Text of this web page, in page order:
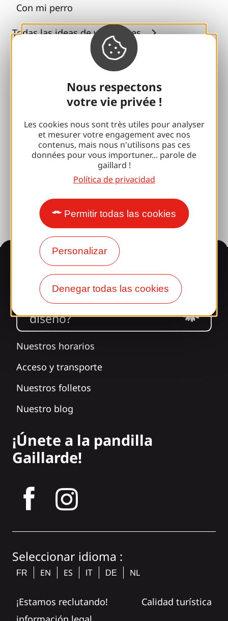
Nous respectons
votre vie privée !
Les cookies nous sont très utiles pour analyser
et mesurer votre engagement avec nos
contenus, mais nous n'utilisons pas ces
données pour vous importuner... parole de
gaillard !
Política de privacidad
Permitir todas las cookies
Personalizar
Denegar todas las cookies
Con mi perro
Todas las ideas de vacaciones
Espacio Pro
Pausas deportivas
100% Club Gaillard
Brive 100% Evento
Información
¿Le sorprende nuestro
diseño?
Nuestros horarios
Acceso y transporte
Nuestros folletos
Nuestro blog
¡Únete a la pandilla
Gaillarde!
Seleccionar idioma :
FR EN ES IT DE NL
¡Estamos reclutando!
Calidad turística